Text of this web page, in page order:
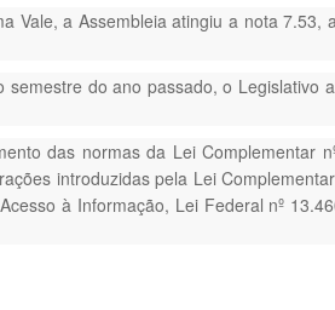
Vale, a Assembleia atingiu a nota 7.53,
do ano passado, o Legislativo
das normas da Lei Complementar
introduzidas pela Lei
à Informação, Lei Federal nº